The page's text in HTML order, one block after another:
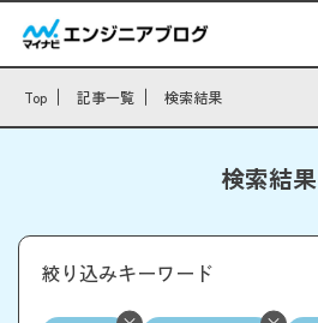
Top 記事一覧 検索結果
検索結果
絞り込みキーワード